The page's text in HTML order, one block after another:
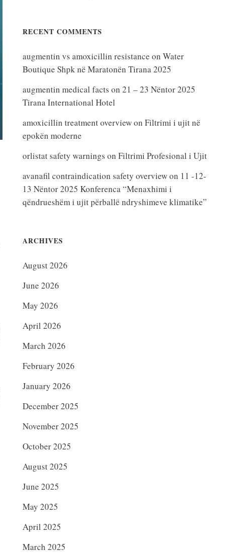
RECENT COMMENTS
augmentin vs amoxicillin resistance on Water
Boutique Shpk në Maratonën Tirana 2025
augmentin medical facts on 21 – 23 Nëntor 2025
Tirana International Hotel
amoxicillin treatment overviewon Filtrimi i ujit në
epokën moderne
orlistat safety warnings on Filtrimi Profesional i Ujit
avanafil contraindication safety overviewon 11 -12-
13 Nëntor 2025 Konferenca “Menaxhimi i
qëndrueshëm i ujit përballë ndryshimeve klimatike”
ARCHIVES
August 2026
June 2026
May 2026
April 2026
March 2026
February 2026
January 2026
December 2025
November 2025
October 2025
August 2025
June 2025
May 2025
April 2025
March 2025